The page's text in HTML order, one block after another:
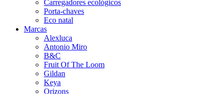
Carregadores ecológicos
Porta-chaves
Eco natal
Marcas
Alexluca
Antonio Miro
B&C
Fruit Of The Loom
Gildan
Keya
Orizons